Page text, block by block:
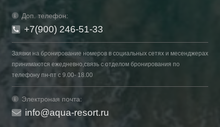
Доп. телефон:
+7(900) 246-51-33
Заявки на бронирование номеров в социальных сетях и месенджерах
принимаются ежедневно,связь с отделом бронирования по
телефону пн-пт с 9.00- 18.00
Электроная почта:
info@aqua-resort.ru